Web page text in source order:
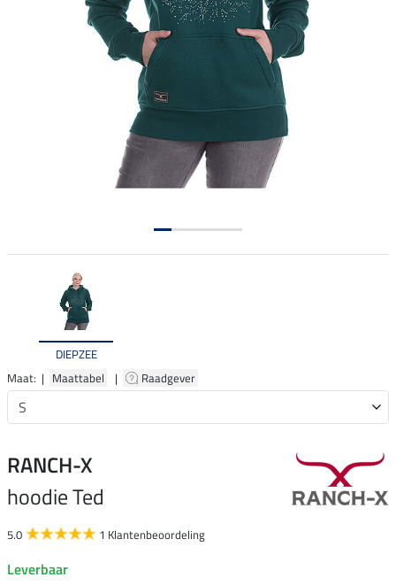
DIEPZEE
Maat: | Maattabel | Raadgever
RANCH-X
hoodie Ted
5.0 1 Klantenbeoordeling
Leverbaar